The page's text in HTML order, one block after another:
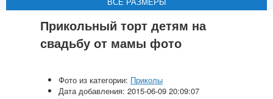
Прикольный торт детям на
свадьбу от мамы фото
Фото из категории: Приколы
Дата добавления: 2015-06-09 20:09:07